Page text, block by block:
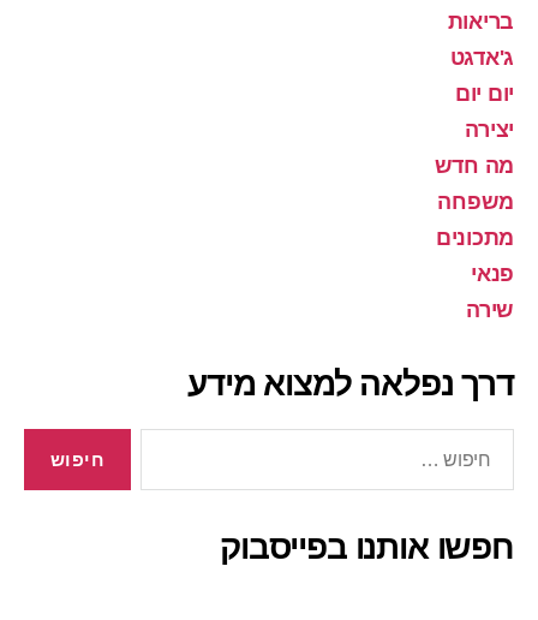
בריאות
ג'אדגט
יום יום
יצירה
מה חדש
משפחה
מתכונים
פנאי
שירה
דרך נפלאה למצוא מידע
חפשו אותנו בפייסבוק